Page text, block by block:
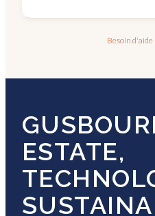
Besoin
ESTATE,